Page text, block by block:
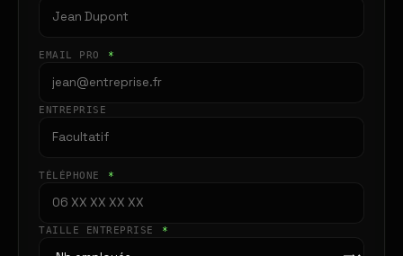
EMAIL PRO *
ENTREPRISE
TÉLÉPHONE *
TAILLE ENTREPRISE *